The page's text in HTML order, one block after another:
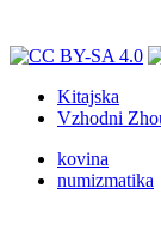
Kitajska
Vzhodni
kovina
numizmatika